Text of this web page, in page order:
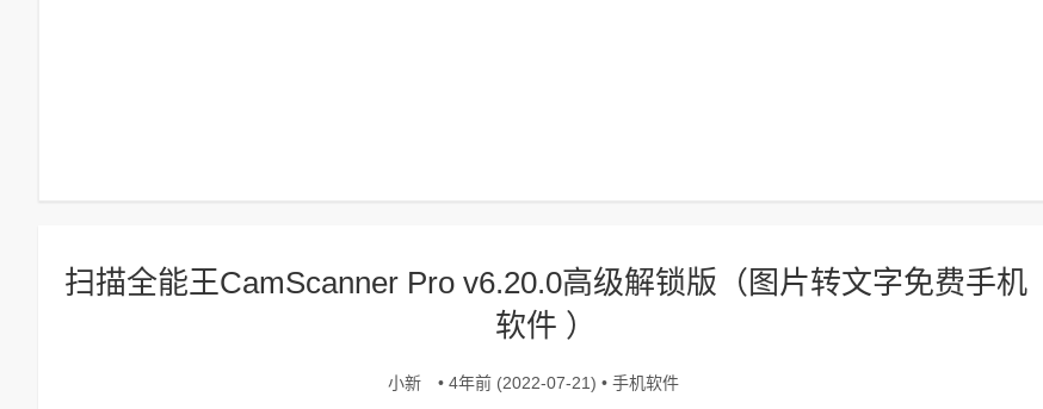
扫描全能王CamScanner Pro v6.20.0高级解锁版（图片转文字免费手机
软件 ）
小新 • 4年前 (2022-07-21) • 手机软件